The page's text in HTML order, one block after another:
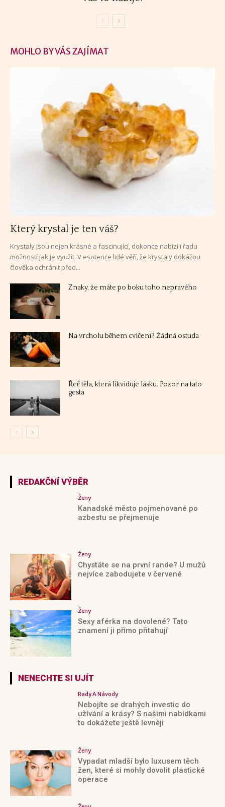
REDAKČNÍ VÝBĚR
Ženy
Kanadské město pojmenované po
azbestu se přejmenuje
Ženy
Chystáte se na první rande? U mužů
nejvíce zabodujete v červené
Ženy
Sexy aférka na dovolené? Tato
znamení ji přímo přitahují
NENECHTE SI UJÍT
Rady A Návody
Nebojíte se drahých investic do
užívání a krásy? S našimi nabídkami
to dokážete ještě levněji
Ženy
Vypadat mladší bylo luxusem těch
žen, které si mohly dovolit plastické
operace